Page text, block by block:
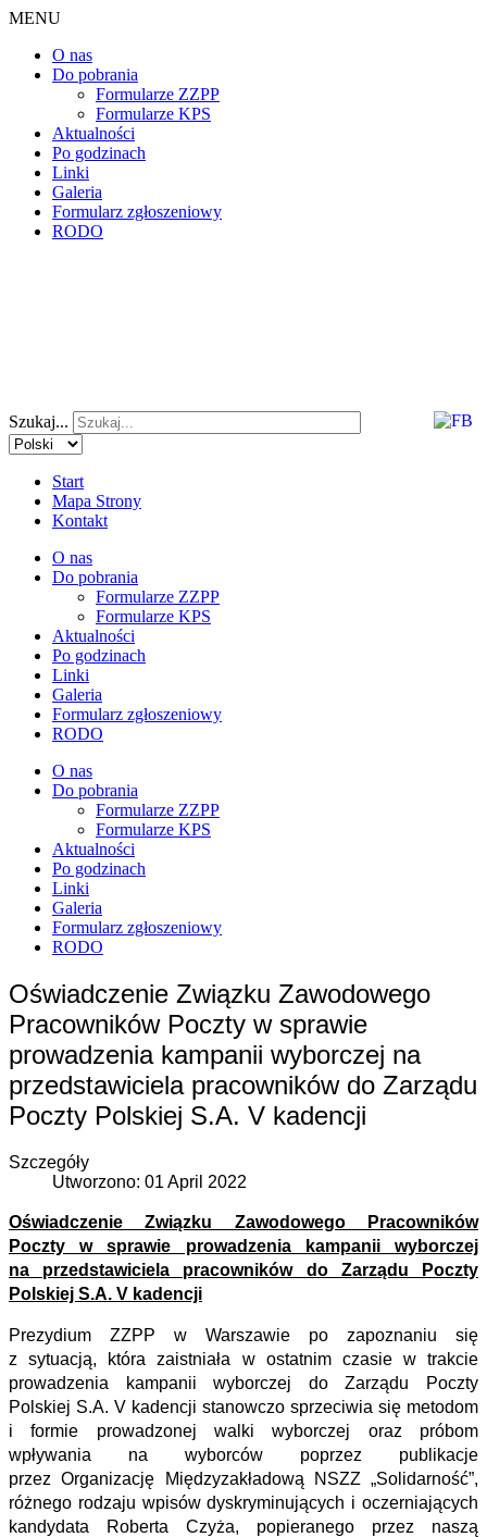
MENU
O nas
Do pobrania
Formularze ZZPP
Formularze KPS
Aktualności
Po godzinach
Linki
Galeria
Formularz zgłoszeniowy
RODO
Szukaj...
Start
Mapa Strony
Kontakt
O nas
Do pobrania
Formularze ZZPP
Formularze KPS
Aktualności
Po godzinach
Linki
Galeria
Formularz zgłoszeniowy
RODO
O nas
Do pobrania
Formularze ZZPP
Formularze KPS
Aktualności
Po godzinach
Linki
Galeria
Formularz zgłoszeniowy
RODO
Oświadczenie Związku Zawodowego
Pracowników Poczty w sprawie
prowadzenia kampanii wyborczej na
przedstawiciela pracowników do Zarządu
Poczty Polskiej S.A. V kadencji
Szczegóły
Utworzono: 01 April 2022
Oświadczenie Związku Zawodowego Pracowników
Poczty w sprawie prowadzenia kampanii wyborczej
na przedstawiciela pracowników do Zarządu Poczty
Polskiej S.A. V kadencji
Prezydium ZZPP w Warszawie po zapoznaniu się
z sytuacją, która zaistniała w ostatnim czasie w trakcie
prowadzenia kampanii wyborczej do Zarządu Poczty
Polskiej S.A. V kadencji stanowczo sprzeciwia się metodom
i formie prowadzonej walki wyborczej oraz próbom
wpływania na wyborców poprzez publikacje
przez Organizację Międzyzakładową NSZZ „Solidarność”,
różnego rodzaju wpisów dyskryminujących i oczerniających
kandydata Roberta Czyża, popieranego przez naszą